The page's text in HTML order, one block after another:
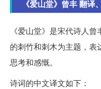
《爱山堂》曾丰 翻译
《爱山堂》是宋代诗人
的刺竹和刺木为主题，
思考和感慨。
诗词的中文译文如下：